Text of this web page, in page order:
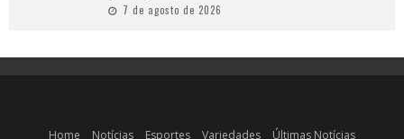
7 de agosto de 2026
Home Notícias Esportes Variedades Últimas Notícias